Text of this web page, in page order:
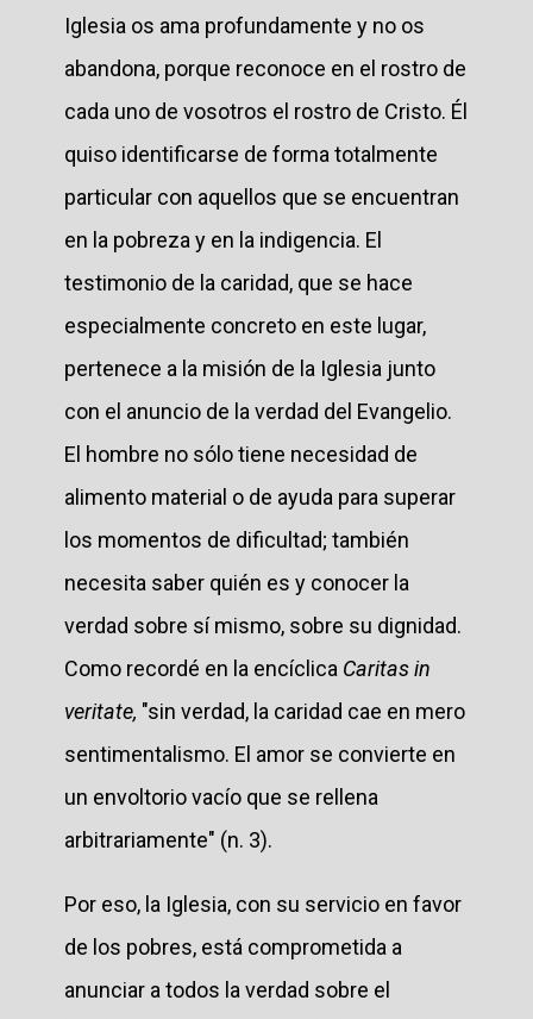
Iglesia os ama profundamente y no os
abandona, porque reconoce en el rostro de
cada uno de vosotros el rostro de Cristo. Él
quiso identificarse de forma totalmente
particular con aquellos que se encuentran
en la pobreza y en la indigencia. El
testimonio de la caridad, que se hace
especialmente concreto en este lugar,
pertenece a la misión de la Iglesia junto
con el anuncio de la verdad del Evangelio.
El hombre no sólo tiene necesidad de
alimento material o de ayuda para superar
los momentos de dificultad; también
necesita saber quién es y conocer la
verdad sobre sí mismo, sobre su dignidad.
Como recordé en la encíclica Caritas in
veritate, "sin verdad, la caridad cae en mero
sentimentalismo. El amor se convierte en
un envoltorio vacío que se rellena
arbitrariamente" (n. 3).
Por eso, la Iglesia, con su servicio en favor
de los pobres, está comprometida a
anunciar a todos la verdad sobre el